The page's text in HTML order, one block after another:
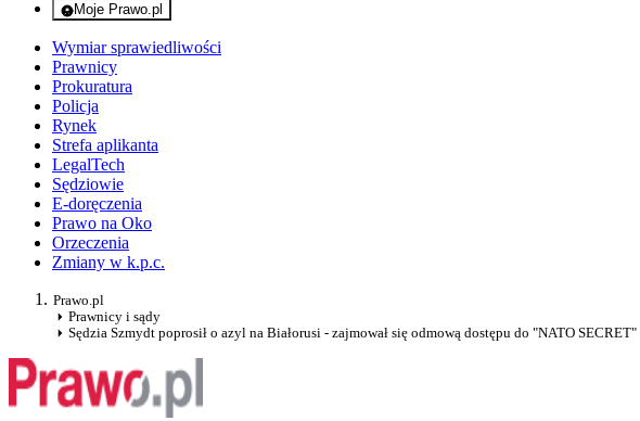
Moje Prawo.pl
- rejestracja i logowanie do serwisu
Wymiar sprawiedliwości
Prawnicy
Prokuratura
Policja
Rynek
Strefa aplikanta
LegalTech
Sędziowie
E-doręczenia
Prawo na Oko
Orzeczenia
Zmiany w k.p.c.
Prawo.pl
Prawnicy i sądy
Sędzia Szmydt poprosił o azyl na Białorusi - zajmował się odmową dostępu do "NATO SECRET"